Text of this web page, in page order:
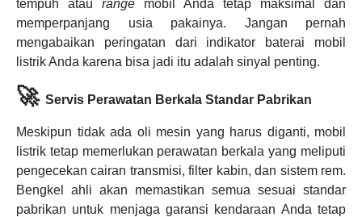
tempuh atau range mobil Anda tetap maksimal dan
memperpanjang usia pakainya. Jangan pernah
mengabaikan peringatan dari indikator baterai mobil
listrik Anda karena bisa jadi itu adalah sinyal penting.
🚀 Servis Perawatan Berkala Standar Pabrikan
Meskipun tidak ada oli mesin yang harus diganti, mobil
listrik tetap memerlukan perawatan berkala yang meliputi
pengecekan cairan transmisi, filter kabin, dan sistem rem.
Bengkel ahli akan memastikan semua sesuai standar
pabrikan untuk menjaga garansi kendaraan Anda tetap